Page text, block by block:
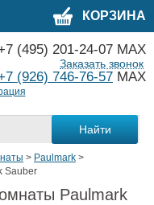
КОРЗИНА
(495) 201-24-07 MAX
(926) 746-76-57 MAX
Заказать звонок
> Paulmark >
Sauber
Paulmark